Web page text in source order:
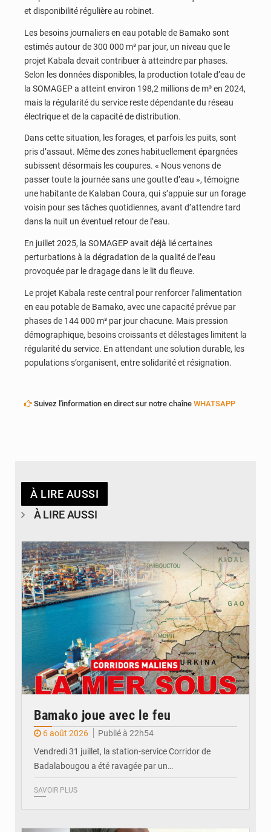
et disponibilité régulière au robinet.
Les besoins journaliers en eau potable de Bamako sont
estimés autour de 300 000 m³ par jour, un niveau que le
projet Kabala devait contribuer à atteindre par phases.
Selon les données disponibles, la production totale d’eau de
la SOMAGEP a atteint environ 198,2 millions de m³ en 2024,
mais la régularité du service reste dépendante du réseau
électrique et de la capacité de distribution.
Dans cette situation, les forages, et parfois les puits, sont
pris d’assaut. Même des zones habituellement épargnées
subissent désormais les coupures. « Nous venons de
passer toute la journée sans une goutte d’eau », témoigne
une habitante de Kalaban Coura, qui s’appuie sur un forage
voisin pour ses tâches quotidiennes, avant d’attendre tard
dans la nuit un éventuel retour de l’eau.
En juillet 2025, la SOMAGEP avait déjà lié certaines
perturbations à la dégradation de la qualité de l’eau
provoquée par le dragage dans le lit du fleuve.
Le projet Kabala reste central pour renforcer l’alimentation
en eau potable de Bamako, avec une capacité prévue par
phases de 144 000 m³ par jour chacune. Mais pression
démographique, besoins croissants et délestages limitent la
régularité du service. En attendant une solution durable, les
populations s’organisent, entre solidarité et résignation.
Suivez l'information en direct sur notre chaîne WHATSAPP
À LIRE AUSSI
À LIRE AUSSI
© JDM
Bamako joue avec le feu
6 août 2026
Publié à 22h54
Vendredi 31 juillet, la station-service Corridor de
Badalabougou a été ravagée par un…
SAVOIR PLUS